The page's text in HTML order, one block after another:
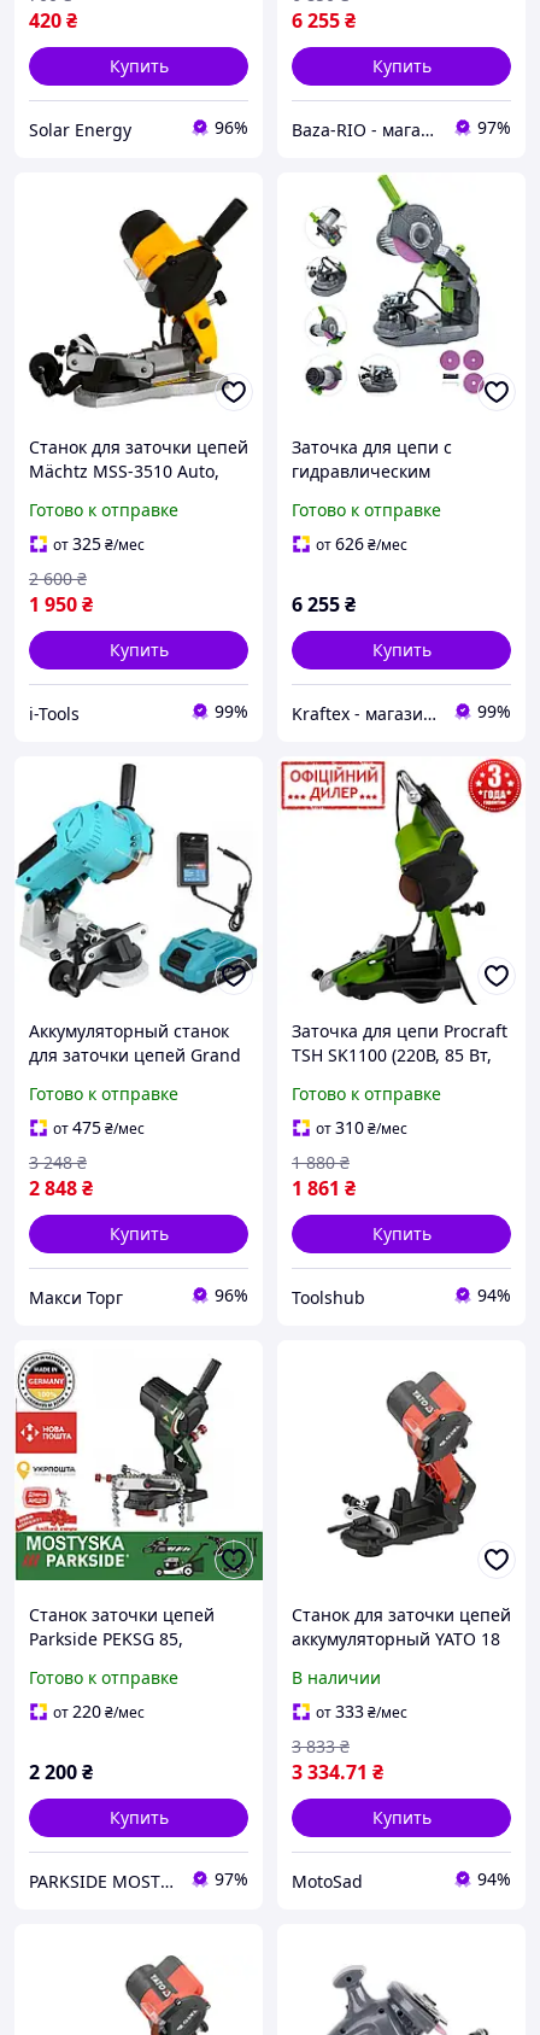
420₴
Купить
Solar Energy 96%
6 255₴
Купить
Baza-RIO - магазин оборудования и инструментов 97%
Станок для заточки цепей
Mächtz MSS-3510 Auto,
Готово к отправке
от325₴/мес
1 950₴
2 600 ₴
Купить
i-Tools 99%
Заточка для цепи с
гидравлическим
Готово к отправке
от626₴/мес
6 255₴
Купить
Kraftex - магазин обладнання та інструментів 99%
Аккумуляторный станок
для заточки цепей Grand
Готово к отправке
от475₴/мес
2 848₴
3 248 ₴
Купить
Макси Торг 96%
Заточка для цепи Procraft
TSH SK1100 (220В, 85 Вт,
мм) Точило для цепи
бензопилы
Готово к отправке
от310₴/мес
1 861 ₴
1 880 ₴
Купить
Toolshub 94%
Станок заточки цепей
Parkside PEKSG 85,
Готово к отправке
от220₴/мес
2 200₴
Купить
PARKSIDE MOSTYSKA 97%
Станок для заточки цепей
аккумуляторный YATO 18
В наличии
от333₴/мес
3 334.71 ₴
3 833 ₴
Купить
MotoSad 94%